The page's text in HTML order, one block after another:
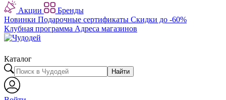
Акции
Бренды
Новинки Подарочные сертификаты Скидки до -60%
Клубная программа Адреса магазинов
Каталог
Найти